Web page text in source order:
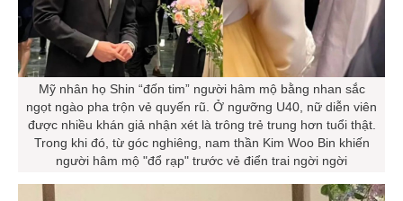
Mỹ nhân họ Shin “đốn tim” người hâm mộ bằng nhan sắc
ngọt ngào pha trộn vẻ quyến rũ. Ở ngưỡng U40, nữ diễn viên
được nhiều khán giả nhận xét là trông trẻ trung hơn tuổi thật.
Trong khi đó, từ góc nghiêng, nam thần Kim Woo Bin khiến
người hâm mộ "đổ rạp" trước vẻ điển trai ngời ngời